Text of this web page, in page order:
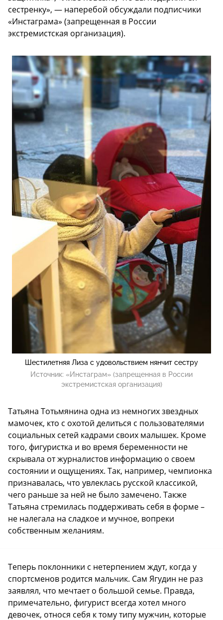
сестренку», — наперебой обсуждали подписчики
«Инстаграма» (запрещенная в России
экстремистская организация).
Шестилетняя Лиза с удовольствием нянчит сестру
Источник: «Инстаграм» (запрещенная в России
экстремистская организация)
Татьяна Тотьмянина одна из немногих звездных
мамочек, кто с охотой делиться с пользователями
социальных сетей кадрами своих малышек. Кроме
того, фигуристка и во время беременности не
скрывала от журналистов информацию о своем
состоянии и ощущениях. Так, например, чемпионка
признавалась, что увлеклась русской классикой,
чего раньше за ней не было замечено. Также
Татьяна стремилась поддерживать себя в форме –
не налегала на сладкое и мучное, вопреки
собственным желаниям.
Теперь поклонники с нетерпением ждут, когда у
спортсменов родится мальчик. Сам Ягудин не раз
заявлял, что мечтает о большой семье. Правда,
примечательно, фигурист всегда хотел много
девочек, относя себя к тому типу мужчин, которые